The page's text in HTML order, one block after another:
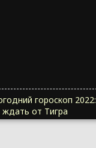
гороскоп 2022:
ждать от Тигра